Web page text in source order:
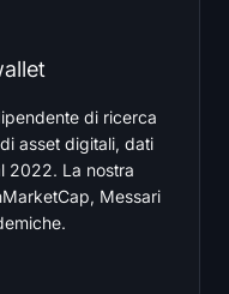
di ricerca
asset digitali, dati
2022. La nostra
Messari